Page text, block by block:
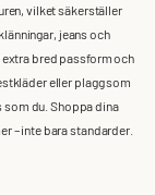
vilket säkerställer
jeans och
bred passform och
eller plagg som
som du. Shoppa dina
– inte bara standarder.